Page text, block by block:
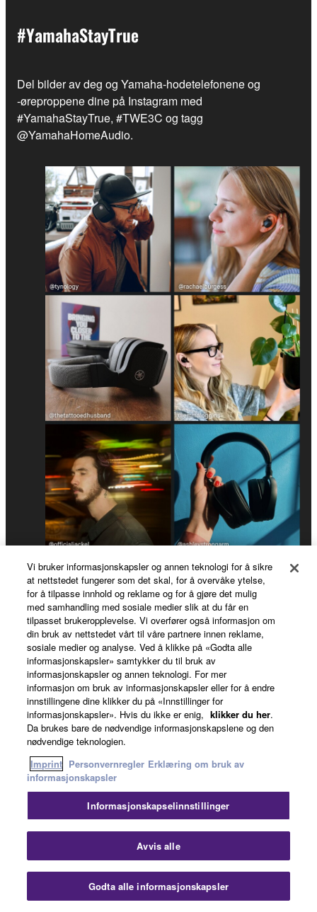
#YamahaStayTrue
Del bilder av deg og Yamaha-hodetelefonene og
-øreproppene dine på Instagram med
#YamahaStayTrue, #TWE3C og tagg
@YamahaHomeAudio.
#YamahaStayTrue
Type
Listening Care
Ambient
Sound
Waterproof
Vi bruker informasjonskapsler og annen teknologi for å sikre
at nettstedet fungerer som det skal, for å overvåke ytelse,
for å tilpasse innhold og reklame og for å gjøre det mulig
med samhandling med sosiale medier slik at du får en
tilpasset brukeropplevelse. Vi overfører også informasjon om
din bruk av nettstedet vårt til våre partnere innen reklame,
sosiale medier og analyse. Ved å klikke på «Godta alle
informasjonskapsler» samtykker du til bruk av
informasjonskapsler og annen teknologi. For mer
informasjon om bruk av informasjonskapsler eller for å endre
innstillingene dine klikker du på «Innstillinger for
informasjonskapsler». Hvis du ikke er enig, klikker du her.
Da brukes bare de nødvendige informasjonskapslene og den
nødvendige teknologien.
Imprint Personvernregler Erklæring om bruk av
informasjonskapsler
Informasjonskapselinnstillinger
Avvis alle
Godta alle informasjonskapsler